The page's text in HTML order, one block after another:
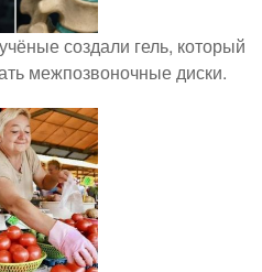
создали гель, который
межпозвоночные диски.